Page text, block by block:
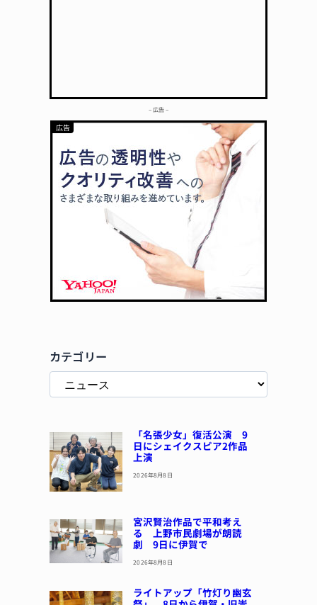
– 広告 –
カテゴリー
「名張少女」復活公演 9
日にシェイクスピア2作品
上演
2026年8月8日
宮沢賢治作品で平和考え
る 上野市民劇場が朗読
劇 9日に伊賀で
2026年8月8日
ライトアップ「竹灯り幽玄